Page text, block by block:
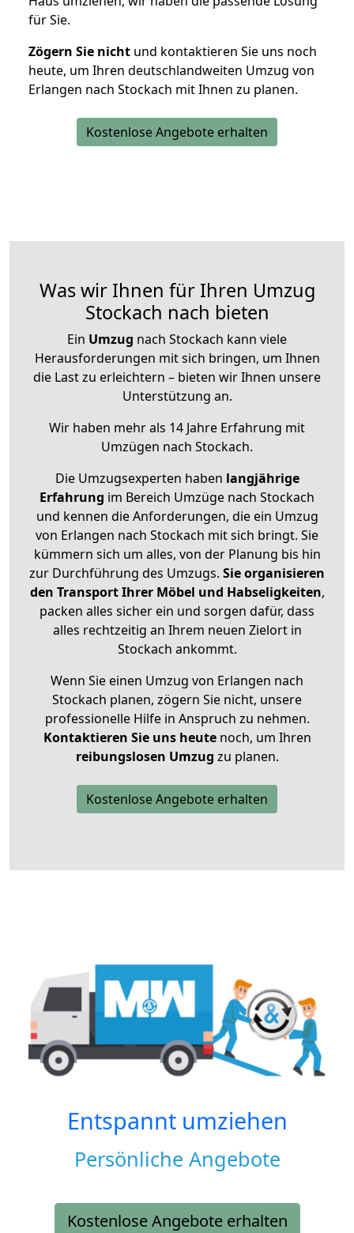
für Sie.
Zögern Sie nicht und kontaktieren Sie uns noch
heute, um Ihren deutschlandweiten Umzug von
Erlangen nach Stockach mit Ihnen zu planen.
Kostenlose Angebote erhalten
Was wir Ihnen für Ihren Umzug
Stockach nach bieten
Ein Umzug nach Stockach kann viele
Herausforderungen mit sich bringen, um Ihnen
die Last zu erleichtern – bieten wir Ihnen unsere
Unterstützung an.
Wir haben mehr als 14 Jahre Erfahrung mit
Umzügen nach Stockach.
Die Umzugsexperten haben langjährige
Erfahrung im Bereich Umzüge nach Stockach
und kennen die Anforderungen, die ein Umzug
von Erlangen nach Stockach mit sich bringt. Sie
kümmern sich um alles, von der Planung bis hin
zur Durchführung des Umzugs. Sie organisieren
den Transport Ihrer Möbel und Habseligkeiten,
packen alles sicher ein und sorgen dafür, dass
alles rechtzeitig an Ihrem neuen Zielort in
Stockach ankommt.
Wenn Sie einen Umzug von Erlangen nach
Stockach planen, zögern Sie nicht, unsere
professionelle Hilfe in Anspruch zu nehmen.
Kontaktieren Sie uns heutenoch, um Ihren
reibungslosen Umzug zu planen.
Kostenlose Angebote erhalten
Entspannt umziehen
Persönliche Angebote
Kostenlose Angebote erhalten